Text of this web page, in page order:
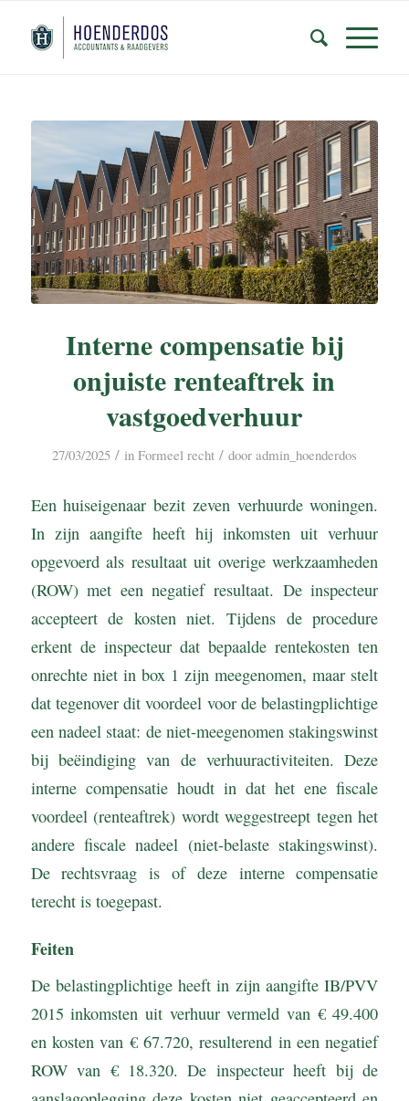
Interne compensatie bij
onjuiste renteaftrek in
vastgoedverhuur
27/03/2025 / in Formeel recht / door admin_hoenderdos
Een huiseigenaar bezit zeven verhuurde woningen.
In zijn aangifte heeft hij inkomsten uit verhuur
opgevoerd als resultaat uit overige werkzaamheden
(ROW) met een negatief resultaat. De inspecteur
accepteert de kosten niet. Tijdens de procedure
erkent de inspecteur dat bepaalde rentekosten ten
onrechte niet in box 1 zijn meegenomen, maar stelt
dat tegenover dit voordeel voor de belastingplichtige
een nadeel staat: de niet-meegenomen stakingswinst
bij beëindiging van de verhuuractiviteiten. Deze
interne compensatie houdt in dat het ene fiscale
voordeel (renteaftrek) wordt weggestreept tegen het
andere fiscale nadeel (niet-belaste stakingswinst).
De rechtsvraag is of deze interne compensatie
terecht is toegepast.
Feiten
De belastingplichtige heeft in zijn aangifte IB/PVV
2015 inkomsten uit verhuur vermeld van € 49.400
en kosten van € 67.720, resulterend in een negatief
ROW van € 18.320. De inspecteur heeft bij de